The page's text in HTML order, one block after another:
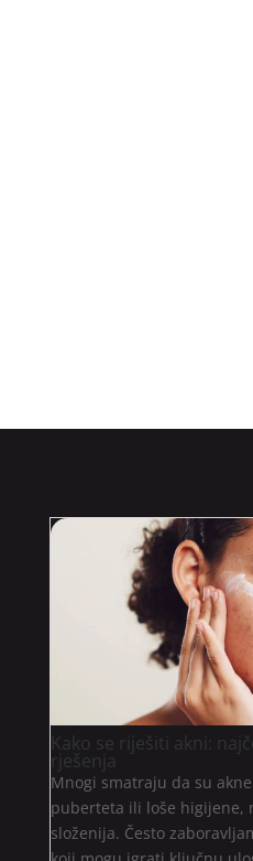
Kako se riješiti akni:
rješenja
Mnogi smatraju da su
puberteta ili loše higijene,
složenija. Često